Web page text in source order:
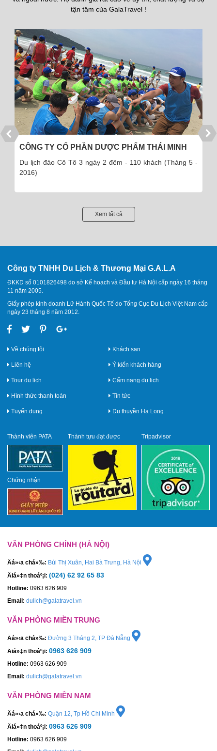
tận tâm của GalaTravel !
CÔNG TY CỔ PHẦN DƯỢC PHẨM THÁI MINH
Du lịch đảo Cô Tô 3 ngày 2 đêm - 110 khách (Tháng 5 -
2016)
Xem tất cả
Công ty TNHH Du Lịch & Thương Mại G.A.L.A
ĐKKD số 0101826498 do sở Kế hoạch và Đầu tư Hà Nội cấp ngày 16 tháng
11 năm 2005.
Giấy phép kinh doanh Lữ Hành Quốc Tế do Tổng Cục Du Lịch Việt Nam cấp
ngày 23 tháng 8 năm 2012.
Về chúng tôi
Liên hệ
Tour du lịch
Hình thức thanh toán
Tuyển dụng
Khách sạn
Ý kiến khách hàng
Cẩm nang du lịch
Tin tức
Du thuyền Hạ Long
Thành viên PATA
Chứng nhận
Thành tựu đạt được Tripadvisor
VĂN PHÒNG CHÍNH (HÀ NỘI)
Äá»‹a chá»‰: Bùi Thị Xuân, Hai Bà Trưng, Hà Nội
Äiá»‡n thoáº¡i: (024) 62 92 65 83
Hotline: 0963 626 909
Email: dulich@galatravel.vn
VĂN PHÒNG MIỀN TRUNG
Äá»‹a chá»‰: Đường 3 Tháng 2, TP Đà Nẵng
Äiá»‡n thoáº¡i: 0963 626 909
Hotline: 0963 626 909
Email: dulich@galatravel.vn
VĂN PHÒNG MIỀN NAM
Äá»‹a chá»‰: Quận 12, Tp Hồ Chí Minh
Äiá»‡n thoáº¡i: 0963 626 909
Hotline: 0963 626 909